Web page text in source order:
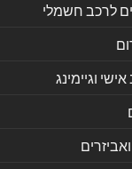
לרכב חשמלי
וגיימינג